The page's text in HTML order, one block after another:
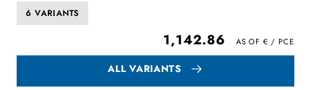
6 VARIANTS
1,142.86
ALL VARIANTS